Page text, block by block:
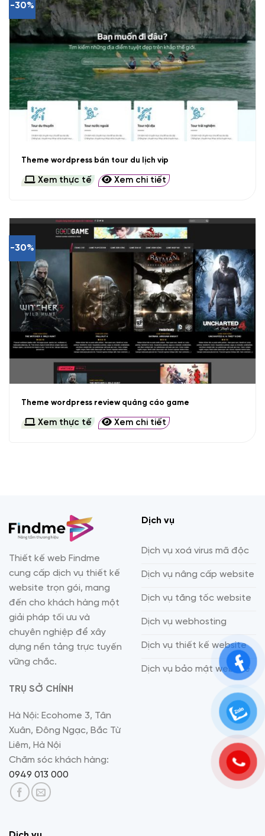
-30%
Theme wordpress bán tour du lịch vip
Xem thực tế Xem chi tiết
-30%
Theme wordpress review quảng cáo game
Xem thực tế Xem chi tiết
Thiết kế web Findme
cung cấp dịch vụ thiết kế
website trọn gói, mang
đến cho khách hàng một
giải pháp tối ưu và
chuyên nghiệp để xây
dựng nền tảng trực tuyến
vững chắc.
TRỤ SỞ CHÍNH
Hà Nội: Ecohome 3, Tân
Xuân, Đông Ngạc, Bắc Từ
Liêm, Hà Nội
Chăm sóc khách hàng:
0949 013 000
Dịch vụ
Dịch vụ xoá virus mã độc
Dịch vụ nâng cấp website
Dịch vụ tăng tốc website
Dịch vụ webhosting
Dịch vụ thiết kế website
Dịch vụ bảo mật website